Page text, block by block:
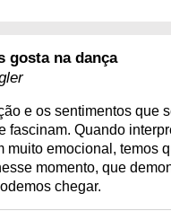
gosta na dança
e os sentimentos que
fascinam. Quando
muito emocional, temos
momento, que
chegar.